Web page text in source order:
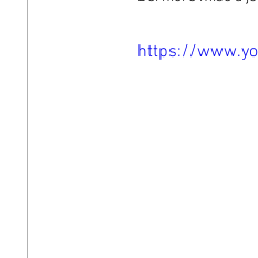
https://